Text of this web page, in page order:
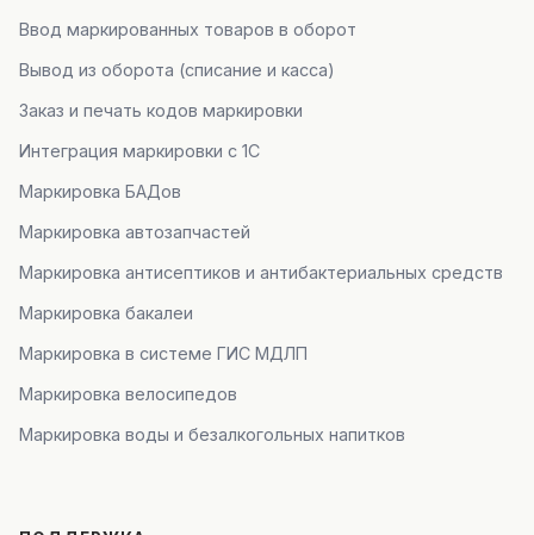
Ввод маркированных товаров в оборот
Вывод из оборота (списание и касса)
Заказ и печать кодов маркировки
Интеграция маркировки с 1С
Маркировка БАДов
Маркировка автозапчастей
Маркировка антисептиков и антибактериальных средств
Маркировка бакалеи
Маркировка в системе ГИС МДЛП
Маркировка велосипедов
Маркировка воды и безалкогольных напитков